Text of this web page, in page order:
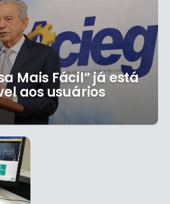
Mais Fácil” já está
aos usuários